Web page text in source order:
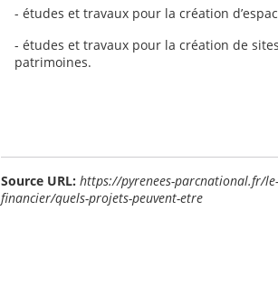
- études et travaux pour la création
- études et travaux pour la création de
patrimoines.
Source URL: https://pyrenees-parcnational.fr/
financier/quels-projets-peuvent-etre